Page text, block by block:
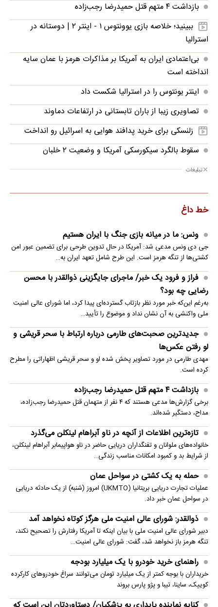
بازداشت ۴ متهم قتل حمیدرضا رجب‌زاده
ببینید؛ خلاصه بازی یوونتوس ۱ - اینتر ۲ | دوستانه در
استرالیا
بی‌اعتمادی ایران به آمریکا بر مذاکرات هرمز با عمان سایه
انداخته است
اینتر یونتوس را در استرالیا شکست داد
تصاویری زیبا از باران تابستانی در ارتفاعات دماوند
زلنسکی برای خرید پدافند هوایی به اسرائیل رو انداخت
سقوط بالگرد سیکورسکی آمریکا و وضعیت ۲ خلبان
تبلیغات
خط داغ
ونس: ما در میانه بازی جنگ با ایران هستیم
جی دی ونس مدعی شد: آمریکا در حال تدوین طرحی برای تضمین عبور امن
کشتی‌ها از تنگه هرمز است. این طرح شامل تعهد ایران به…
فراز و فرود یک خبر/ ماجرای جایگزینی ذوالقدر با محسن
رضایی چه بود؟
به‌رغم این‌که خبر مورد نظر بازتاب گسترده‌ای پیدا کرد، اما شورای عالی امنیت
ملی واکنشی به آن نشان نداد و موضوع را تأیید…
جدیدترین صحبت‌های طارمی درباره ارتباط با سحر قریشی و
لو رفتن عکس‌ها
مهدی طارمی در مورد تصاویر پخش شده او و سحر قریشی اظهاراتی را مطرح
کرده است.
بازداشت ۴ متهم قتل حمیدرضا رجب‌زاده
برخی گزارش‌ها مدعی هستند که ۴ نفر از متهمان قتل حمیدرضا رجب‌زاده،
مداح، دستگیر شده‌اند.
تازه‌ترین اطلاعات از آنچه در ناو آبراهام لینکلن می‌گذرد
خانواده‌های ملوانان و تفنگداران دریایی حاضر در ناو هواپیمابر آبراهام لینکلن،
از شرایط بد و کمبود امکانات مناسب زندگی…
حمله به یک کشتی در سواحل عمان
عملیات تجارت دریایی بریتانیا (UKMTO) امروز (شنبه) از یک حادثه دریایی
در سواحل عمان خبر داد.
ذوالقدر: شورای عالی امنیت ملی هرگز کوتاه نخواهد آمد
دبیر شورای عالی امنیت ملی با بیان اینکه تا آمریکا رفتارش را تصحیح نکند،
تنگه هرمز باز نخواهد شد، گفت: شورای عالی امنیت…
راهنمای خرید خودرو با یک میلیارد بودجه
خریداران با بوجه کمتر از یک میلیارد تومان می‌توانند سراغ خودروهای کارکرده
کوییک، ساینا، تیبا و پژو پارس بروند